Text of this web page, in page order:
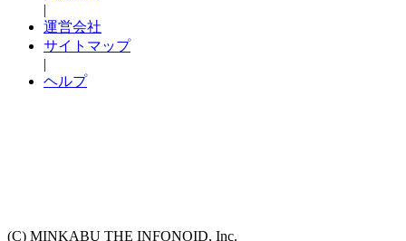
|
運営会社
サイトマップ
|
ヘルプ
(C) MINKABU THE INFONOID, Inc.